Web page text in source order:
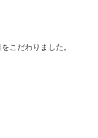
こだわりました。